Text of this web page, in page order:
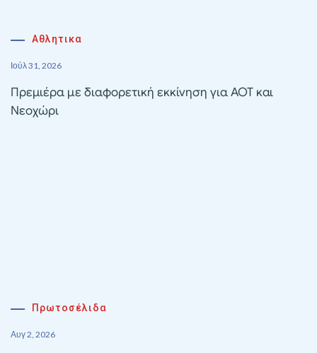
Αθλητικα
Ιούλ 31, 2026
Πρεμιέρα με διαφορετική εκκίνηση για ΑΟΤ και
Νεοχώρι
Πρωτοσέλιδα
Αυγ 2, 2026